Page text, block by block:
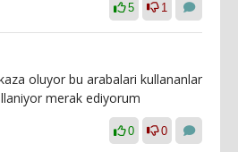
5 1
oluyor bu arabalari kullananlar
merak ediyorum
0 0